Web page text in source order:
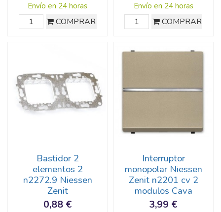
Envío en 24 horas
COMPRAR
Envío en 24 horas
COMPRAR
Bastidor 2
elementos 2
n2272.9 Niessen
Zenit
0,88 €
Interruptor
monopolar Niessen
Zenit n2201 cv 2
modulos Cava
3,99 €